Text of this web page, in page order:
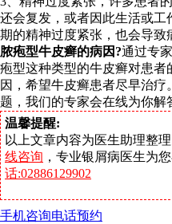
还会复发，或者因此生活或
期的精神过度紧张，也会导致
脓疱型牛皮癣的病因?通过专
疱型这种类型的牛皮癣对患
因，希望牛皮癣患者尽早治
题，我们的专家会在线为你
温馨提醒:
以上文章内容为医生助理整
线咨询 ，专业银屑病医生为
话:02886129902
手机咨询电话预约